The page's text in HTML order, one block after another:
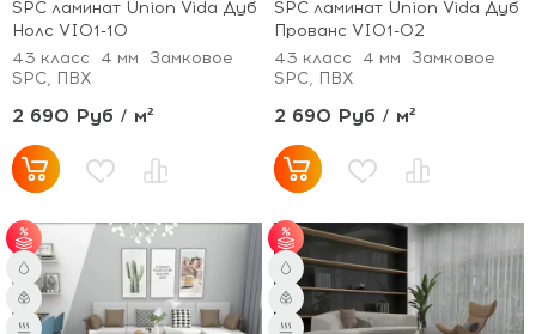
SPC ламинат Union Vida Дуб
Нолс VI01-10
43 класс
4 мм
Замковое
SPC, ПВХ
2 690 Руб / м²
SPC ламинат Union Vida Дуб
Прованс VI01-02
43 класс
4 мм
Замковое
SPC, ПВХ
2 690 Руб / м²
от 51 м² - скидка 3%;
от 101 м² - скидка 5%.
от 51 м² - скидка 3%;
от 101 м² - скидка 5%.